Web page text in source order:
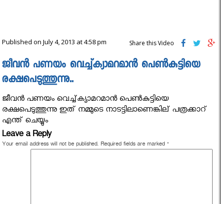
Published on July 4, 2013 at 4:58 pm Share this Video
ജീവന്‍ പണയം വെച്ച്ക്യാമറമാന്‍ പെണ്‍കുട്ടിയെ
രക്ഷപെടുത്തുന്നു..
ജീവന്‍ പണയം വെച്ച്ക്യാമറമാന്‍ പെണ്‍കുട്ടിയെ
രക്ഷപെടുത്തുന്നു ഇത് നമ്മുടെ നാടട്ടിലാണെങ്കില് പത്രക്കാറ്
എന്ത് ചെയ്യും
Leave a Reply
Your email address will not be published. Required fields are marked *